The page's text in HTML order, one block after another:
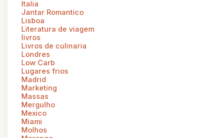
Italia
Jantar Romantico
Lisboa
Literatura de viagem
livros
Livros de culinaria
Londres
Low Carb
Lugares frios
Madrid
Marketing
Massas
Mergulho
Mexico
Miami
Molhos